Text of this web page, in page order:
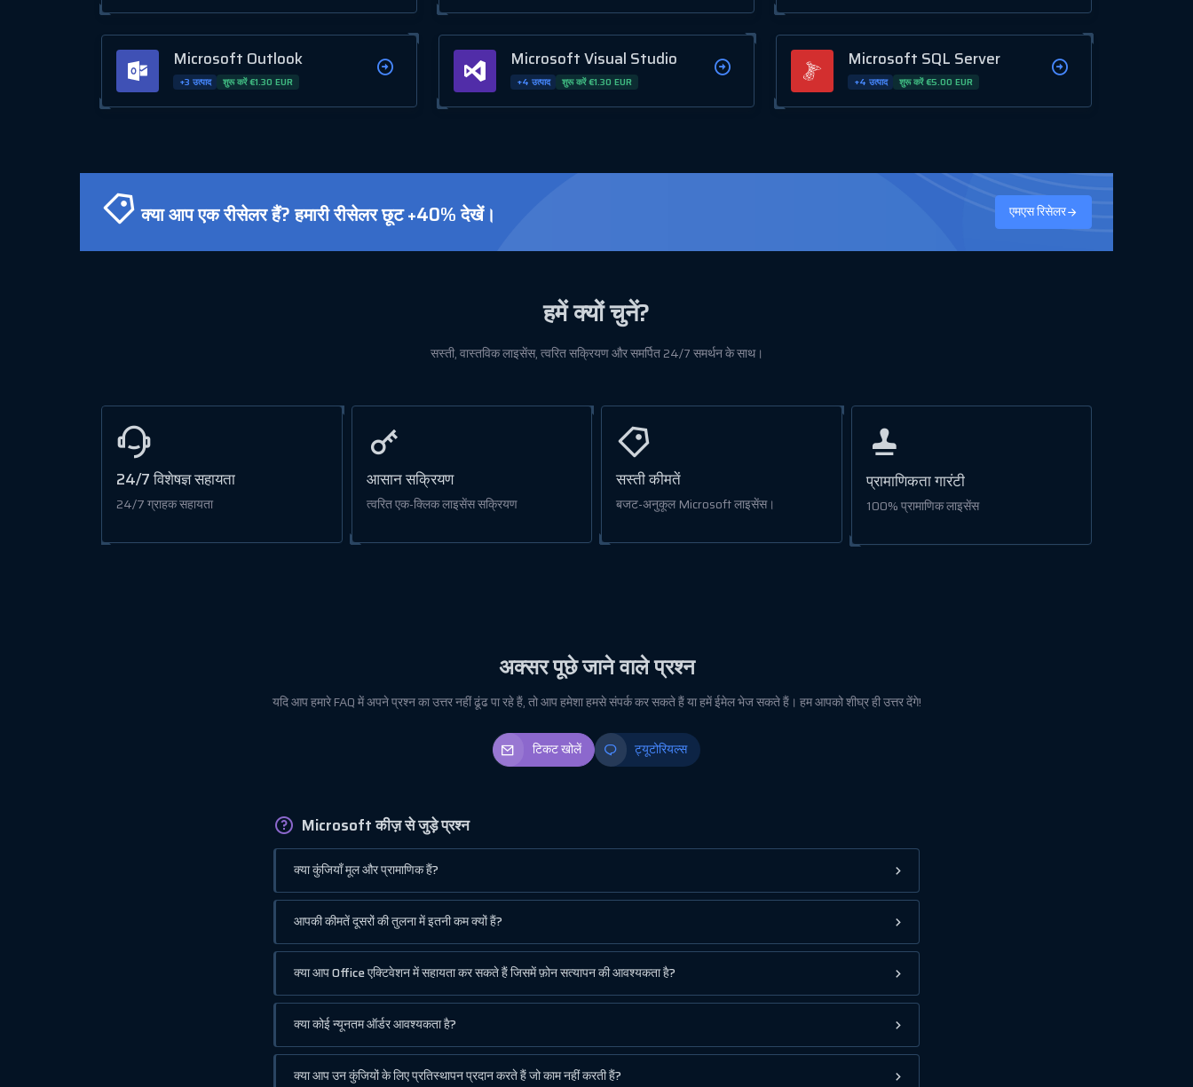
Microsoft Outlook
+3 उत्पाद शुरू करें €1.30 EUR
Microsoft Visual Studio
+4 उत्पाद शुरू करें €1.30 EUR
Microsoft SQL Server
+4 उत्पाद शुरू करें €5.00 EUR
क्या आप एक रीसेलर हैं? हमारी रीसेलर छूट +40% देखें। एमएस रिसेलर
हमें क्यों चुनें?
सस्ती, वास्तविक लाइसेंस, त्वरित सक्रियण और समर्पित 24/7 समर्थन के साथ।
24/7 विशेषज्ञ सहायता
24/7 ग्राहक सहायता
आसान सक्रियण
त्वरित एक-क्लिक लाइसेंस सक्रियण
सस्ती कीमतें
बजट-अनुकूल Microsoft लाइसेंस।
प्रामाणिकता गारंटी
100% प्रामाणिक लाइसेंस
अक्सर पूछे जाने वाले प्रश्न
यदि आप हमारे FAQ में अपने प्रश्न का उत्तर नहीं ढूंढ पा रहे हैं, तो आप हमेशा हमसे संपर्क कर सकते हैं या हमें ईमेल भेज सकते हैं। हम आपको शीघ्र ही उत्तर देंगे!
टिकट खोलें ट्यूटोरियल्स
Microsoft कीज़ से जुड़े प्रश्न
क्या कुंजियाँ मूल और प्रामाणिक हैं?
आपकी कीमतें दूसरों की तुलना में इतनी कम क्यों हैं?
क्या आप Office एक्टिवेशन में सहायता कर सकते हैं जिसमें फ़ोन सत्यापन की आवश्यकता है?
क्या कोई न्यूनतम ऑर्डर आवश्यकता है?
क्या आप उन कुंजियों के लिए प्रतिस्थापन प्रदान करते हैं जो काम नहीं करती हैं?